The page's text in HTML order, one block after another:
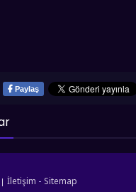
Paylaş
| İletişim - Sitemap